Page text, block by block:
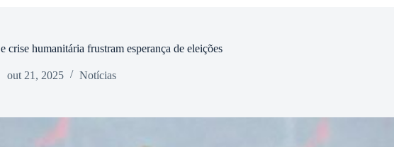
crise humanitária frustram esperança de eleições
out 21, 2025 Notícias